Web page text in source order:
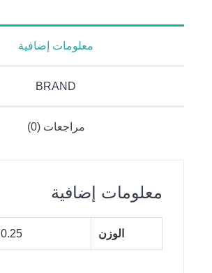
معلومات إضافية
BRAND
مراجعات (0)
معلومات إضافية
الوزن 0.25 كيلوجرام